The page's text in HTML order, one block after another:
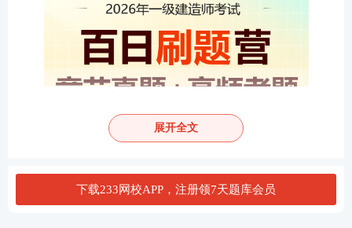
展开全文
下载233网校APP，注册领7天题库会员